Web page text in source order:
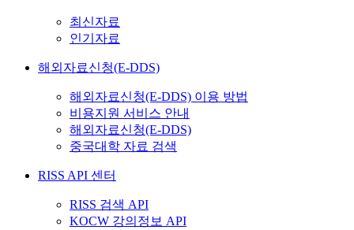
최신자료
인기자료
해외자료신청(E-DDS)
해외자료신청(E-DDS) 이용 방법
비용지원 서비스 안내
해외자료신청(E-DDS)
중국대학 자료 검색
RISS API 센터
RISS 검색 API
KOCW 강의정보 API